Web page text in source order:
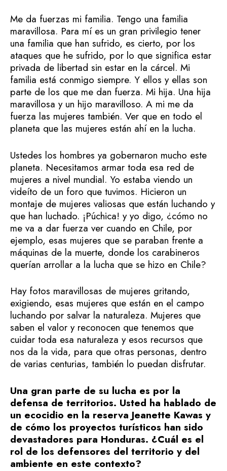
Me da fuerzas mi familia. Tengo una familia
maravillosa. Para mí es un gran privilegio tener
una familia que han sufrido, es cierto, por los
ataques que he sufrido, por lo que significa estar
privada de libertad sin estar en la cárcel. Mi
familia está conmigo siempre. Y ellos y ellas son
parte de los que me dan fuerza. Mi hija. Una hija
maravillosa y un hijo maravilloso. A mi me da
fuerza las mujeres también. Ver que en todo el
planeta que las mujeres están ahí en la lucha.
Ustedes los hombres ya gobernaron mucho este
planeta. Necesitamos armar toda esa red de
mujeres a nivel mundial. Yo estaba viendo un
videíto de un foro que tuvimos. Hicieron un
montaje de mujeres valiosas que están luchando y
que han luchado. ¡Púchica! y yo digo, ¿cómo no
me va a dar fuerza ver cuando en Chile, por
ejemplo, esas mujeres que se paraban frente a
máquinas de la muerte, donde los carabineros
querían arrollar a la lucha que se hizo en Chile?
Hay fotos maravillosas de mujeres gritando,
exigiendo, esas mujeres que están en el campo
luchando por salvar la naturaleza. Mujeres que
saben el valor y reconocen que tenemos que
cuidar toda esa naturaleza y esos recursos que
nos da la vida, para que otras personas, dentro
de varias centurias, también lo puedan disfrutar.
Una gran parte de su lucha es por la
defensa de territorios. Usted ha hablado de
un ecocidio en la reserva Jeanette Kawas y
de cómo los proyectos turísticos han sido
devastadores para Honduras. ¿Cuál es el
rol de los defensores del territorio y del
ambiente en este contexto?